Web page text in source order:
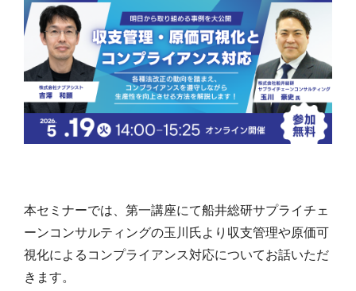
本セミナーでは、第一講座にて船井総研サプライチェ
ーンコンサルティングの玉川氏より収支管理や原価可
視化によるコンプライアンス対応についてお話いただ
きます。